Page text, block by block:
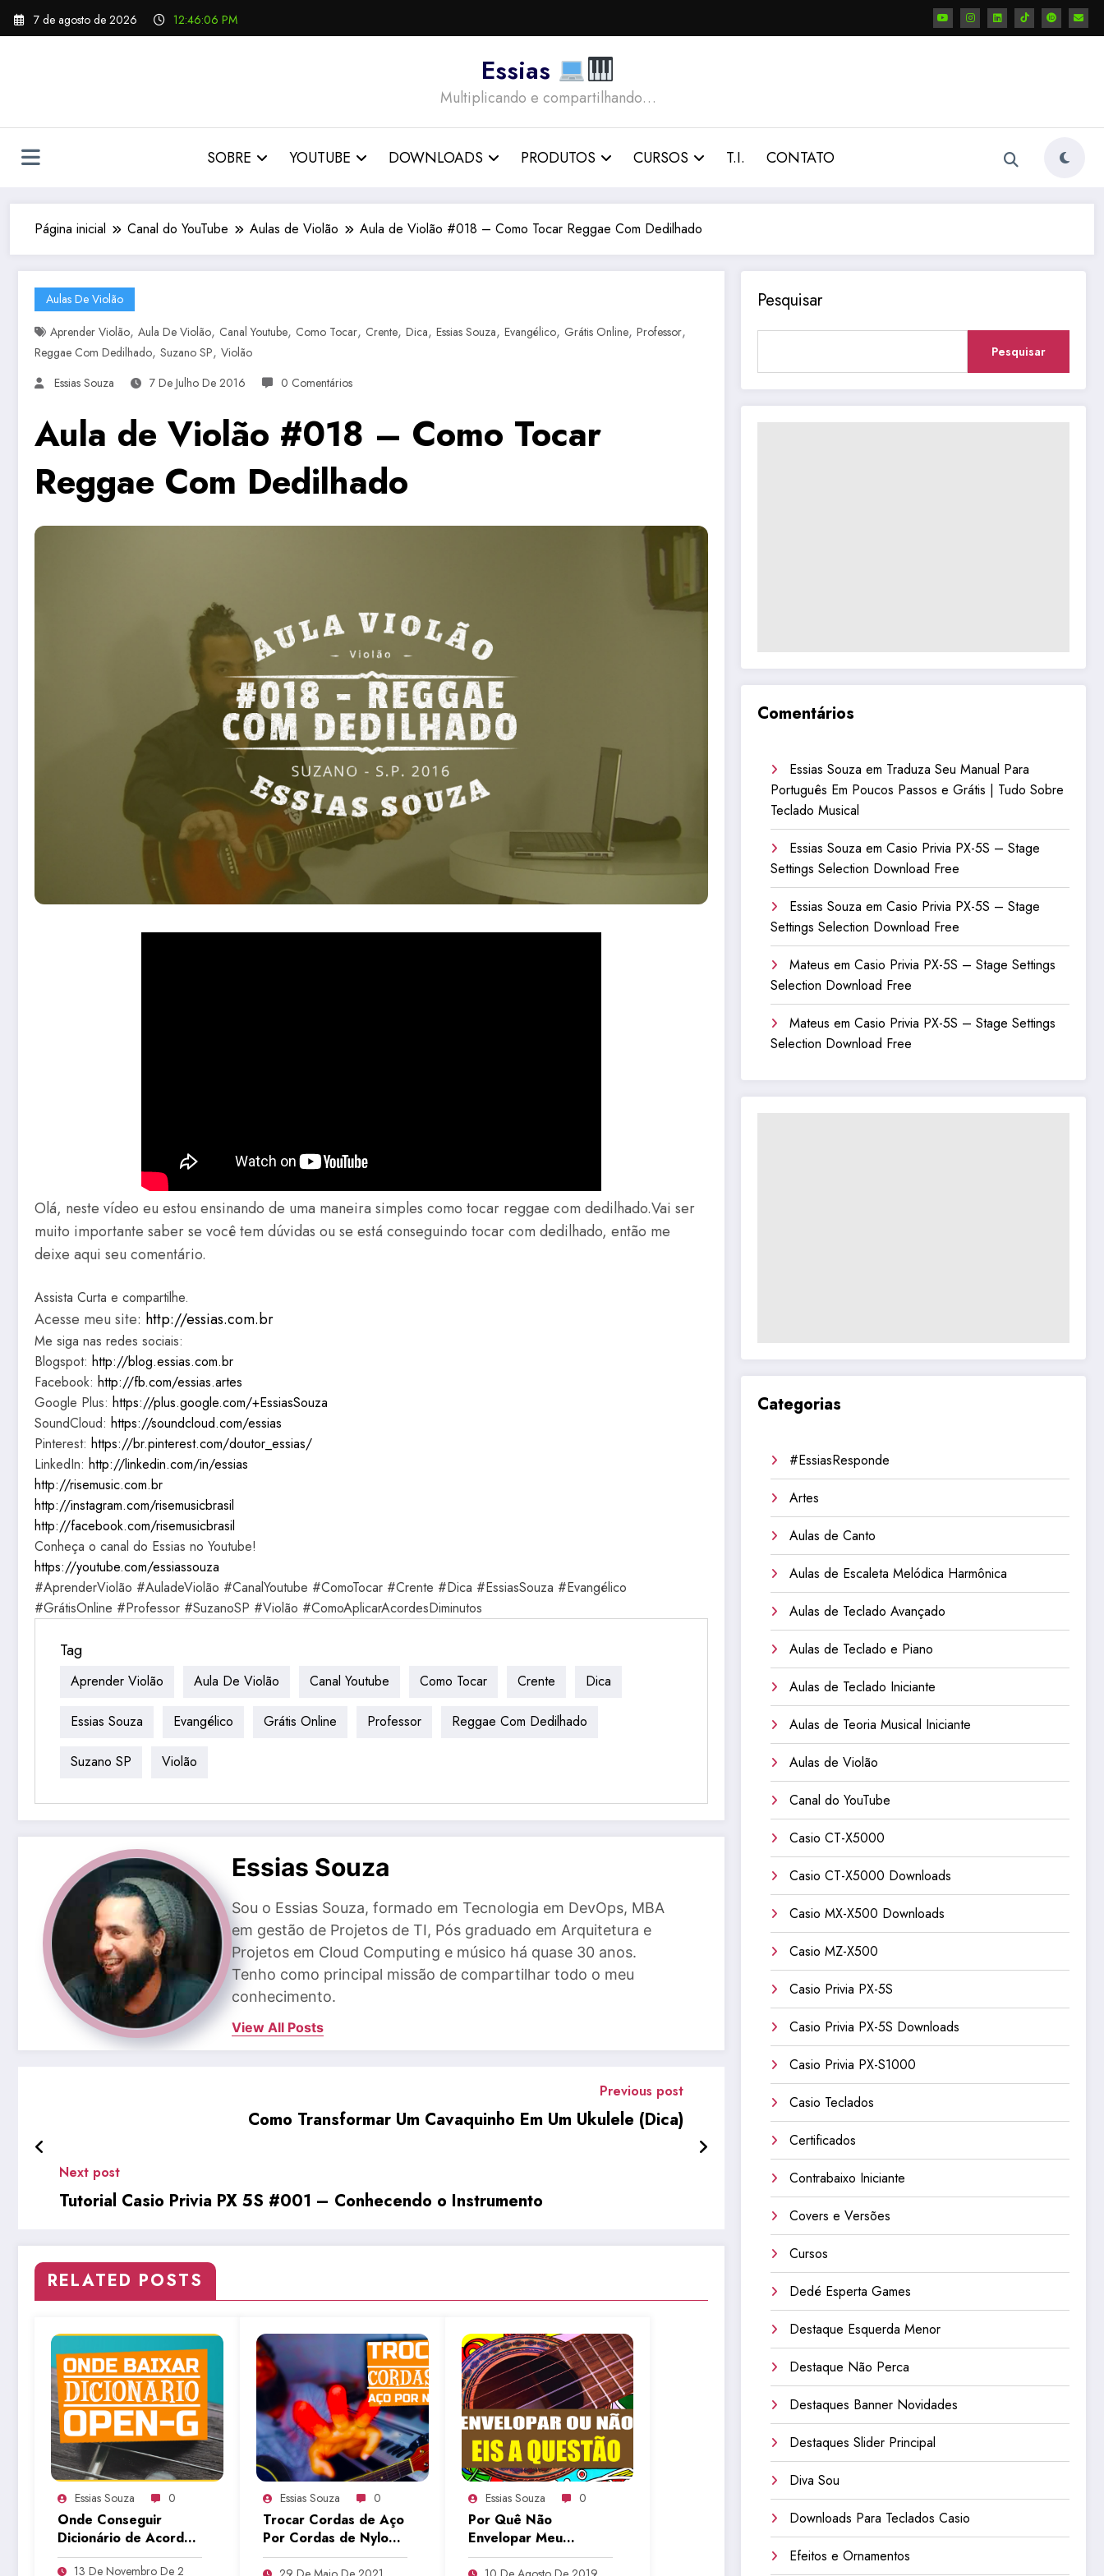
Pular
para
7 de agosto de 2026 12:46:08 PM
Essias
Multiplicando e compartilhando…
SOBRE YOUTUBE DOWNLOADS PRODUTOS CURSOS T.I. CONTATO
Página inicial Canal do YouTube Aulas de Violão Aula de Violão #018 – Como Tocar Reggae Com Dedilhado
Aulas De Violão
Aprender Violão, Aula De Violão, Canal Youtube, Como Tocar, Crente, Dica, Essias Souza, Evangélico, Grátis Online, Professor,
Reggae Com Dedilhado, Suzano SP, Violão
Essias Souza
7 De Julho De 2016 0 Comentários
Aula de Violão #018 – Como Tocar
Reggae Com Dedilhado
Olá, neste vídeo eu estou ensinando de uma maneira simples como tocar reggae com dedilhado.Vai ser
muito importante saber se você tem dúvidas ou se está conseguindo tocar com dedilhado, então me
deixe aqui seu comentário.
Assista Curta e compartilhe.
Acesse meu site: http://essias.com.br
Me siga nas redes sociais:
Blogspot: http://blog.essias.com.br
Facebook: http://fb.com/essias.artes
Google Plus: https://plus.google.com/+EssiasSouza
SoundCloud: https://soundcloud.com/essias
Pinterest: https://br.pinterest.com/doutor_essias/
LinkedIn: http://linkedin.com/in/essias
http://risemusic.com.br
http://instagram.com/risemusicbrasil
http://facebook.com/risemusicbrasil
Conheça o canal do Essias no Youtube!
https://youtube.com/essiassouza
#AprenderViolão #AuladeViolão #CanalYoutube #ComoTocar #Crente #Dica #EssiasSouza #Evangélico
#GrátisOnline #Professor #SuzanoSP #Violão #ComoAplicarAcordesDiminutos
Tag
Aprender Violão Aula De Violão Canal Youtube Como Tocar Crente Dica
Essias Souza Evangélico Grátis Online Professor Reggae Com Dedilhado
Suzano SP Violão
Essias Souza
Sou o Essias Souza, formado em Tecnologia em DevOps, MBA
em gestão de Projetos de TI, Pós graduado em Arquitetura e
Projetos em Cloud Computing e músico há quase 30 anos.
Tenho como principal missão de compartilhar todo o meu
conhecimento.
View All Posts
Previous post
Como Transformar Um Cavaquinho Em Um Ukulele (Dica)
Next post
Tutorial Casio Privia PX 5S #001 – Conhecendo o Instrumento
RELATED POSTS
Essias Souza 0
Onde Conseguir
Dicionário de Acordes
e Afinação Open G |
13 De Novembro De 2
Essias Souza 0
Trocar Cordas de Aço
Por Cordas de Nylon
– Pode? (Dores Nos
Essias Souza 0
Por Quê Não
Envelopar Meu
Violão? | Aulas de
Pesquisar
Pesquisar
Comentários
Essias Souza em Traduza Seu Manual Para
Português Em Poucos Passos e Grátis | Tudo Sobre
Teclado Musical
Essias Souza emCasio Privia PX-5S – Stage
Settings Selection Download Free
Essias Souza emCasio Privia PX-5S – Stage
Settings Selection Download Free
Mateus emCasio Privia PX-5S – Stage Settings
Selection Download Free
Mateus emCasio Privia PX-5S – Stage Settings
Selection Download Free
Categorias
#EssiasResponde
Artes
Aulas de Canto
Aulas de Escaleta Melódica Harmônica
Aulas de Teclado Avançado
Aulas de Teclado e Piano
Aulas de Teclado Iniciante
Aulas de Teoria Musical Iniciante
Aulas de Violão
Canal do YouTube
Casio CT-X5000
Casio CT-X5000 Downloads
Casio MX-X500 Downloads
Casio MZ-X500
Casio Privia PX-5S
Casio Privia PX-5S Downloads
Casio Privia PX-S1000
Casio Teclados
Certificados
Contrabaixo Iniciante
Covers e Versões
Cursos
Dedé Esperta Games
Destaque Esquerda Menor
Destaque Não Perca
Destaques Banner Novidades
Destaques Slider Principal
Diva Sou
Downloads Para Teclados Casio
Efeitos e Ornamentos